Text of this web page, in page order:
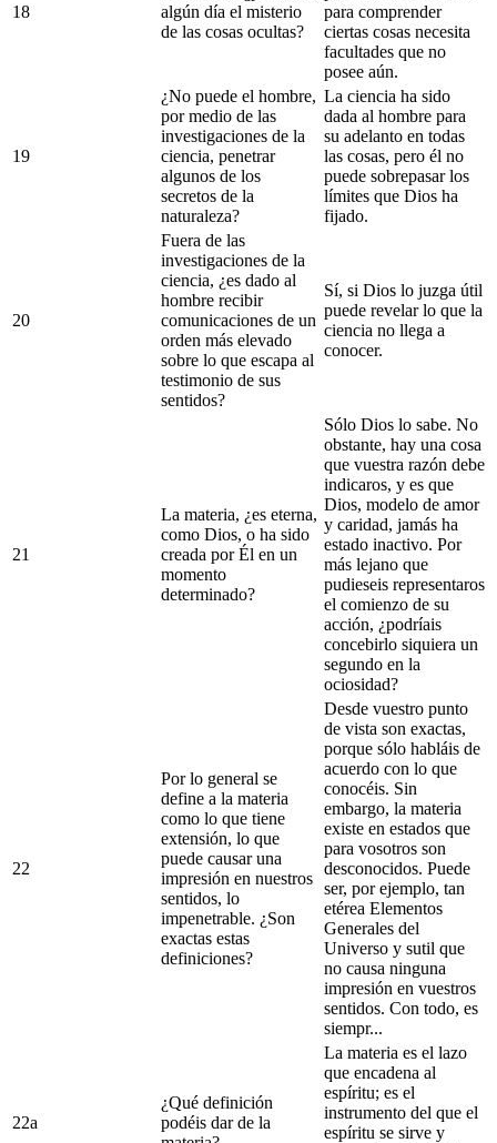
18
algún día el misterio
de las cosas ocultas?
para comprender
ciertas cosas necesita
facultades que no
posee aún.
19
¿No puede el hombre,
por medio de las
investigaciones de la
ciencia, penetrar
algunos de los
secretos de la
naturaleza?
La ciencia ha sido
dada al hombre para
su adelanto en todas
las cosas, pero él no
puede sobrepasar los
límites que Dios ha
fijado.
20
Fuera de las
investigaciones de la
ciencia, ¿es dado al
hombre recibir
comunicaciones de un
orden más elevado
sobre lo que escapa al
testimonio de sus
sentidos?
Sí, si Dios lo juzga útil
puede revelar lo que la
ciencia no llega a
conocer.
21
La materia, ¿es eterna,
como Dios, o ha sido
creada por Él en un
momento
determinado?
Sólo Dios lo sabe. No
obstante, hay una cosa
que vuestra razón debe
indicaros, y es que
Dios, modelo de amor
y caridad, jamás ha
estado inactivo. Por
más lejano que
pudieseis representaros
el comienzo de su
acción, ¿podríais
concebirlo siquiera un
segundo en la
ociosidad?
22
Por lo general se
define a la materia
como lo que tiene
extensión, lo que
puede causar una
impresión en nuestros
sentidos, lo
impenetrable. ¿Son
exactas estas
definiciones?
Desde vuestro punto
de vista son exactas,
porque sólo habláis de
acuerdo con lo que
conocéis. Sin
embargo, la materia
existe en estados que
para vosotros son
desconocidos. Puede
ser, por ejemplo, tan
etérea Elementos
Generales del
Universo y sutil que
no causa ninguna
impresión en vuestros
sentidos. Con todo, es
siempr...
22a
¿Qué definición
podéis dar de la
La materia es el lazo
que encadena al
espíritu; es el
instrumento del que el
espíritu se sirve y